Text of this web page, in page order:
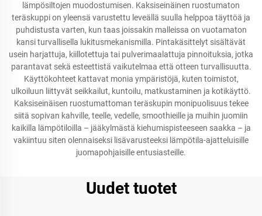
lämpösiltojen muodostumisen. Kaksiseinäinen ruostumaton
teräskuppi on yleensä varustettu leveällä suulla helppoa täyttöä ja
puhdistusta varten, kun taas joissakin malleissa on vuotamaton
kansi turvallisella lukitusmekanismilla. Pintakäsittelyt sisältävät
usein harjattuja, kiillotettuja tai pulverimaalattuja pinnoituksia, jotka
parantavat sekä esteettistä vaikutelmaa että otteen turvallisuutta.
Käyttökohteet kattavat monia ympäristöjä, kuten toimistot,
ulkoiluun liittyvät seikkailut, kuntoilu, matkustaminen ja kotikäyttö.
Kaksiseinäisen ruostumattoman teräskupin monipuolisuus tekee
siitä sopivan kahville, teelle, vedelle, smoothieille ja muihin juomiin
kaikilla lämpötiloilla – jääkylmästä kiehumispisteeseen saakka – ja
vakiintuu siten olennaiseksi lisävarusteeksi lämpötila-ajatteluisille
juomapohjaisille entusiasteille.
Uudet tuotet